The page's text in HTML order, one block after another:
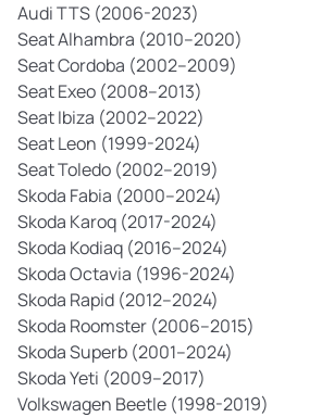
Audi TTS (2006-2023)
Seat Alhambra (2010–2020)
Seat Cordoba (2002–2009)
Seat Exeo (2008–2013)
Seat Ibiza (2002–2022)
Seat Leon (1999-2024)
Seat Toledo (2002–2019)
Skoda Fabia (2000–2024)
Skoda Karoq (2017-2024)
Skoda Kodiaq (2016–2024)
Skoda Octavia (1996-2024)
Skoda Rapid (2012–2024)
Skoda Roomster (2006–2015)
Skoda Superb (2001–2024)
Skoda Yeti (2009–2017)
Volkswagen Beetle (1998-2019)